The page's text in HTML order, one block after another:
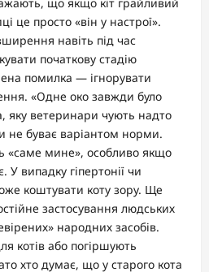
це просто «він у настрої».
навіть під час
початкову стадію
помилка — ігнорувати
«Одне око завжди було
яку ветеринари чують надто
не буває варіантом норми.
«саме мине», особливо якщо
випадку гіпертонії чи
коштувати коту зору. Ще
застосування людських
народних засобів.
котів або погіршують
хто думає, що у старого кота